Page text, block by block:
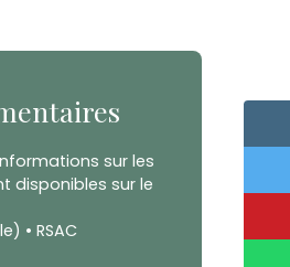
sur les
disponibles sur le
• RSAC